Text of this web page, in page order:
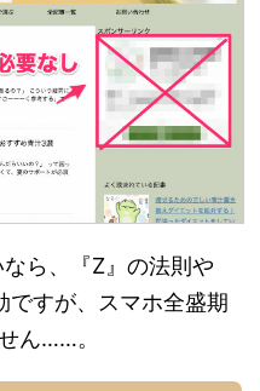
ら、『Z』の法則や
ですが、スマホ全盛期
ん……。